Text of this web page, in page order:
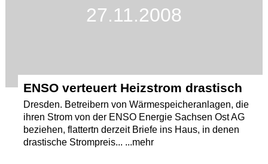
27.11.2008
ENSO verteuert Heizstrom drastisch
Dresden. Betreibern von Wärmespeicheranlagen, die
ihren Strom von der ENSO Energie Sachsen Ost AG
beziehen, flattertn derzeit Briefe ins Haus, in denen
drastische Strompreis... ...mehr